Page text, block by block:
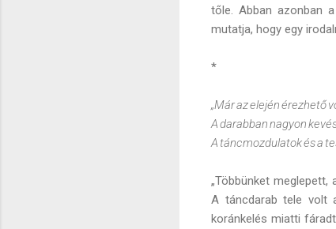
tőle. Abban azonban
mutatja, hogy egy
*
„Már az elején érezhető
A darabban
A táncmozdulatok és a
„Többünket meglepett,
A táncdarab tele volt
koránkelés miatti